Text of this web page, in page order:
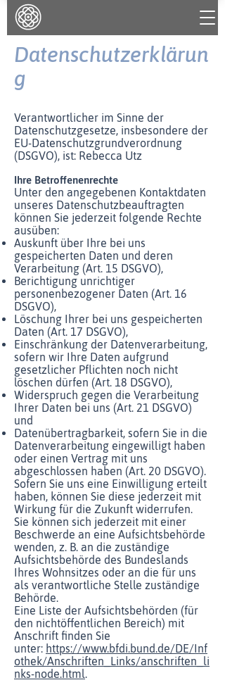
Datenschutzerklärun
g
Verantwortlicher im Sinne der
Datenschutzgesetze, insbesondere der
EU-Datenschutzgrundverordnung
(DSGVO), ist: Rebecca Utz
Ihre Betroffenenrechte
Unter den angegebenen Kontaktdaten
unseres Datenschutzbeauftragten
können Sie jederzeit folgende Rechte
ausüben:
Auskunft über Ihre bei uns
gespeicherten Daten und deren
Verarbeitung (Art. 15 DSGVO),
Berichtigung unrichtiger
personenbezogener Daten (Art. 16
DSGVO),
Löschung Ihrer bei uns gespeicherten
Daten (Art. 17 DSGVO),
Einschränkung der Datenverarbeitung,
sofern wir Ihre Daten aufgrund
gesetzlicher Pflichten noch nicht
löschen dürfen (Art. 18 DSGVO),
Widerspruch gegen die Verarbeitung
Ihrer Daten bei uns (Art. 21 DSGVO)
und
Datenübertragbarkeit, sofern Sie in die
Datenverarbeitung eingewilligt haben
oder einen Vertrag mit uns
abgeschlossen haben (Art. 20 DSGVO).
Sofern Sie uns eine Einwilligung erteilt
haben, können Sie diese jederzeit mit
Wirkung für die Zukunft widerrufen.
Sie können sich jederzeit mit einer
Beschwerde an eine Aufsichtsbehörde
wenden, z. B. an die zuständige
Aufsichtsbehörde des Bundeslands
Ihres Wohnsitzes oder an die für uns
als verantwortliche Stelle zuständige
Behörde.
Eine Liste der Aufsichtsbehörden (für
den nichtöffentlichen Bereich) mit
Anschrift finden Sie
unter: https://www.bfdi.bund.de/DE/Inf
othek/Anschriften_Links/anschriften_li
nks-node.html.